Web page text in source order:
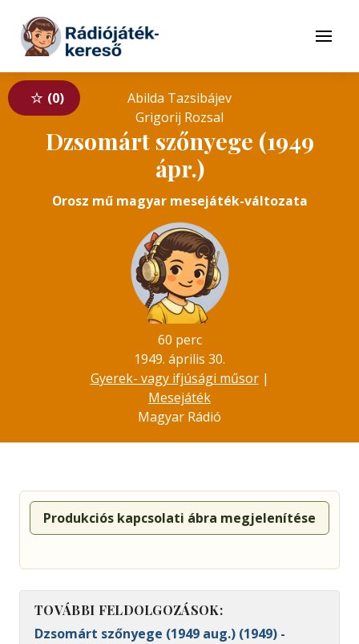
Tovább a tartalomhoz
Menü
0
Abilda Tazsibájev
Grigorij Rozsal
Dzsomárt szőnyege (1949
ápr.)
Orosz mű magyar mesejáték-változata
60 perc
1949. április 30.
Gyerek- vagy ifjúsági műsor|
Mesejáték
Magyar Rádió
Produkciós kapcsolati ábra megjelenítése
TOVÁBBI FELDOLGOZÁSOK:
Dzsomárt szőnyege (1949 aug.) (1949) -